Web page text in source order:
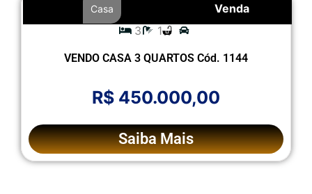
Venda
Casa
3 1
VENDO CASA 3 QUARTOS Cód. 1144
R$ 450.000,00
Saiba Mais